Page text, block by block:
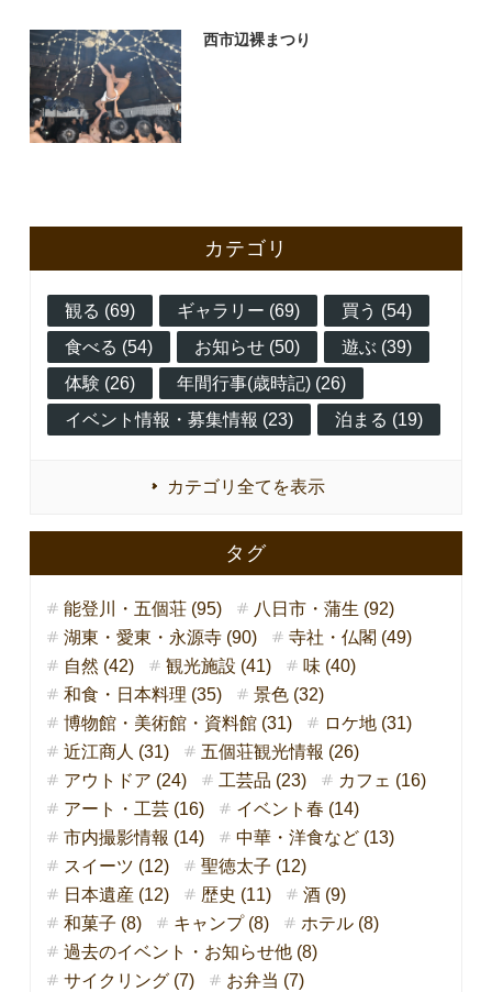
西市辺裸まつり
カテゴリ
観る (69) ギャラリー (69)
買う (54)
食べる (54)
お知らせ (50)
遊ぶ (39)
体験 (26)
年間行事(歳時記) (26)
イベント情報・募集情報 (23)
泊まる (19)
カテゴリ全てを表示
タグ
能登川・五個荘 (95)
八日市・蒲生 (92)
湖東・愛東・永源寺 (90)
寺社・仏閣 (49)
自然 (42)
観光施設 (41)
味 (40)
和食・日本料理 (35)
景色 (32)
博物館・美術館・資料館 (31)
ロケ地 (31)
近江商人 (31)
五個荘観光情報 (26)
アウトドア (24)
工芸品 (23)
カフェ (16)
アート・工芸 (16)
イベント春 (14)
市内撮影情報 (14)
中華・洋食など (13)
スイーツ (12)
聖徳太子 (12)
日本遺産 (12)
歴史 (11)
酒 (9)
和菓子 (8)
キャンプ (8)
ホテル (8)
過去のイベント・お知らせ他 (8)
サイクリング (7)
お弁当 (7)